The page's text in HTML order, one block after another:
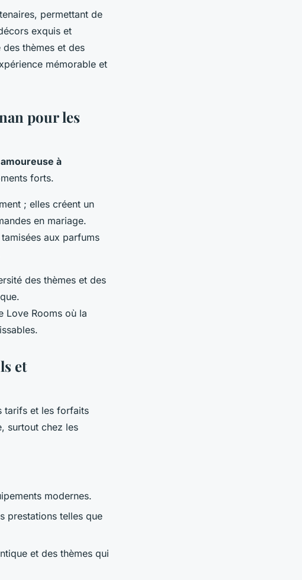
permettant de
exquis et
thèmes et des
mémorable et
pour les
à
forts.
; elles créent un
en mariage.
aux parfums
des thèmes et des
Love Rooms où la
et
tarifs et les forfaits
surtout chez les
modernes.
prestations telles que
et des thèmes qui